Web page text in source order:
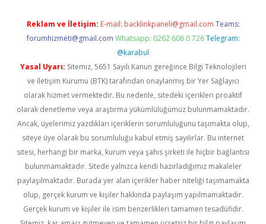
Reklam ve İletişim: E-mail: backlinkpaneli@gmail.com Teams:
forumhizmeti@gmail.com Whatsapp: 0262 606 0 726 Telegram:
@karabul
Yasal Uyarı: Sitemiz, 5651 Sayılı Kanun gereğince Bilgi Teknolojileri
ve İletişim Kurumu (BTK) tarafından onaylanmış bir Yer Sağlayıcı
olarak hizmet vermektedir. Bu nedenle, sitedeki içerikleri proaktif
olarak denetleme veya araştırma yükümlülüğümüz bulunmamaktadır.
Ancak, üyelerimiz yazdıkları içeriklerin sorumluluğunu taşımakta olup,
siteye üye olarak bu sorumluluğu kabul etmiş sayılırlar. Bu internet
sitesi, herhangi bir marka, kurum veya şahıs şirketi ile hiçbir bağlantısı
bulunmamaktadır. Sitede yalnızca kendi hazırladığımız makaleler
paylaşılmaktadır. Burada yer alan içerikler haber niteliği taşımamakta
olup, gerçek kurum ve kişiler hakkında paylaşım yapılmamaktadır.
Gerçek kurum ve kişiler ile isim benzerlikleri tamamen tesadüfidir.